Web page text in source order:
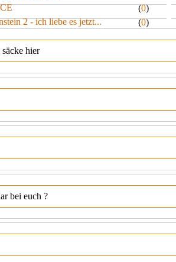
(0)
2 - ich liebe es jetzt... (0)
säcke hier
bei euch ?